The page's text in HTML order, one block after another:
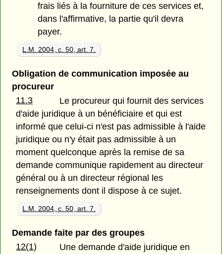
frais liés à la fourniture de ces services et,
dans l'affirmative, la partie qu'il devra
payer.
L.M. 2004, c. 50, art. 7.
Obligation de communication imposée au
procureur
11.3
Le procureur qui fournit des services
d'aide juridique à un bénéficiaire et qui est
informé que celui-ci n'est pas admissible à l'aide
juridique ou n'y était pas admissible à un
moment quelconque après la remise de sa
demande communique rapidement au directeur
général ou à un directeur régional les
renseignements dont il dispose à ce sujet.
L.M. 2004, c. 50, art. 7.
Demande faite par des groupes
12(1)
Une demande d'aide juridique en